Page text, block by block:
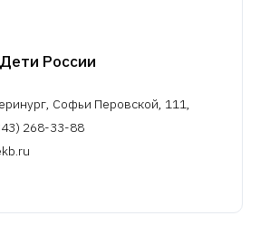
России
Софьи Перовской, 111,
268-33-88